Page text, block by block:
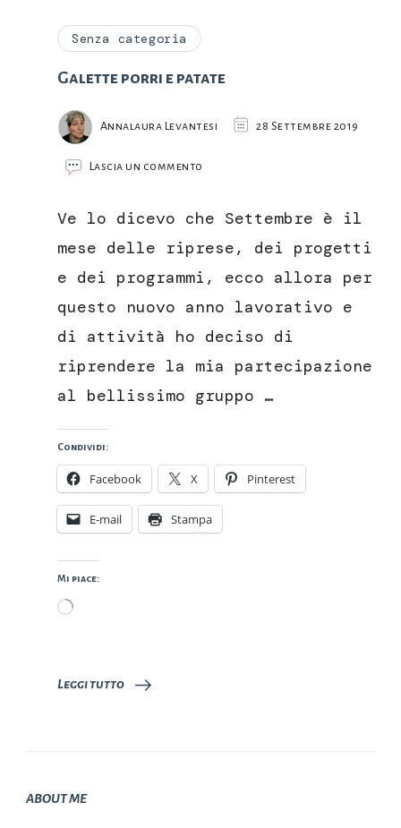
Senza categoria
Galette porri e patate
Annalaura Levantesi 28 Settembre 2019
Lascia un commento
e
Ve lo dicevo che Settembre è il
mese delle riprese, dei progetti
e dei programmi, ecco allora per
questo nuovo anno lavorativo e
di attività ho deciso di
riprendere la mia partecipazione
al bellissimo gruppo …
Condividi:
Facebook X Pinterest
E-mail Stampa
Mi piace:
Caricamento
Leggi tutto
ABOUT ME